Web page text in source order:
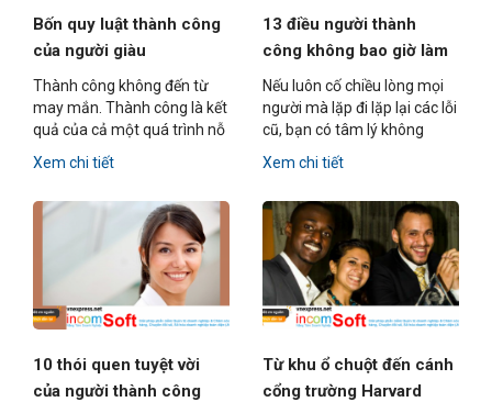
Bốn quy luật thành công
của người giàu
Thành công không đến từ
may mắn. Thành công là kết
quả của cả một quá trình nỗ
lực, đầu tư về cả trí tuệ lẫn
công sức. Bên cạnh đó, có
người dễ dàng hơn trong
việc đạt tới thành công. Dưới
đây là bốn bí quyết.
Xem chi tiết
13 điều người thành
công không bao giờ làm
Nếu luôn cố chiều lòng mọi
người mà lặp đi lặp lại các lỗi
cũ, bạn có tâm lý không
vững và khó đạt được thành
công. Người có tâm lý vững
hành động và cảm xúc của
mình.
Xem chi tiết
10 thói quen tuyệt vời
của người thành công
Từ khu ổ chuột đến cánh
cổng trường Harvard